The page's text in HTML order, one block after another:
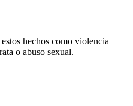
hechos como violencia
o abuso sexual.